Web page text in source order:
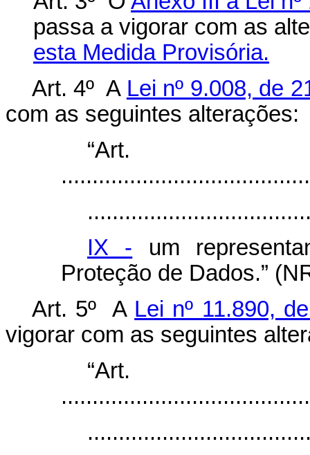
passa a vigorar com as
esta Medida Provisória.
Art. 4º A Lei nº 9.008, de
com as seguintes alterações:
IX - um
Proteção de Dados.”
Art. 5º A Lei nº 11.890,
vigorar com as seguintes